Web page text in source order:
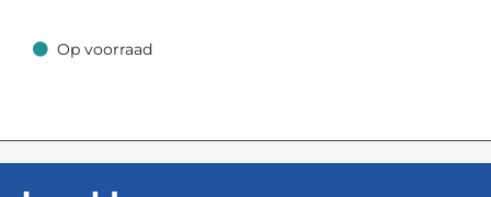
Op voorraad
Op voorraad